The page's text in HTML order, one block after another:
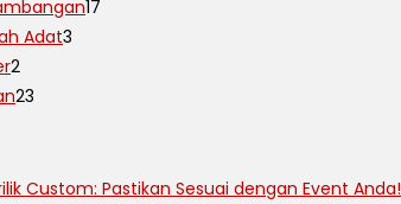
17
Adat3
2
23
Custom: Pastikan Sesuai dengan Event Anda!